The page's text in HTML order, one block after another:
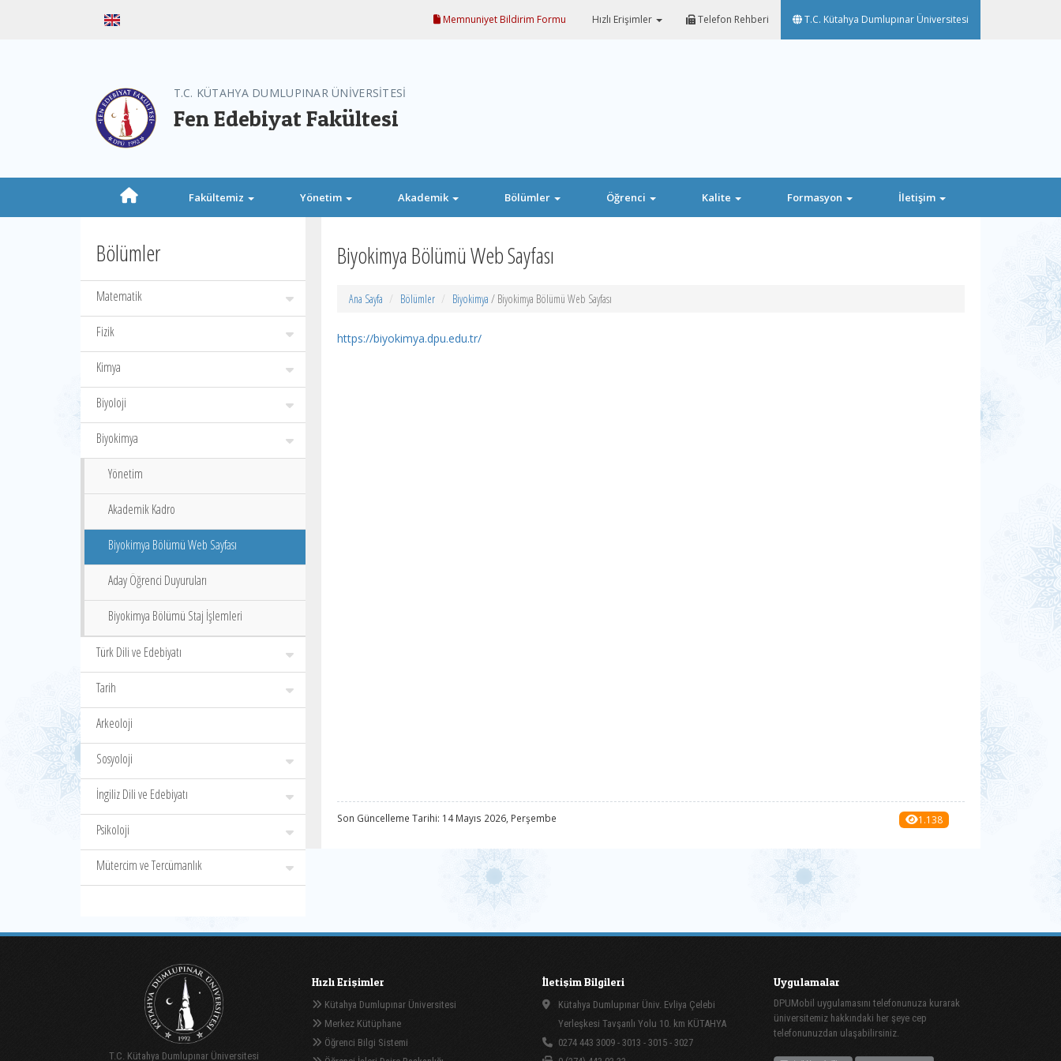
Memnuniyet Bildirim Formu Hızlı Erişimler Telefon Rehberi T.C. Kütahya Dumlupınar Üniversitesi
T.C. KÜTAHYA DUMLUPINAR ÜNİVERSİTESİ
Fen Edebiyat Fakültesi
Fakültemiz Yönetim Akademik Bölümler Öğrenci Kalite Formasyon İletişim
Bölümler
Matematik
Fizik
Kimya
Biyoloji
Biyokimya
Yönetim
Akademik Kadro
Biyokimya Bölümü Web Sayfası
Aday Öğrenci Duyuruları
Biyokimya Bölümü Staj İşlemleri
Türk Dili ve Edebiyatı
Tarih
Arkeoloji
Sosyoloji
İngiliz Dili ve Edebiyatı
Psikoloji
Mütercim ve Tercümanlık
Biyokimya Bölümü Web Sayfası
Ana Sayfa Bölümler Biyokimya / Biyokimya Bölümü Web Sayfası
https://biyokimya.dpu.edu.tr/
Son Güncelleme Tarihi: 14 Mayıs 2026, Perşembe 1.138
T.C. Kütahya Dumlupınar Üniversitesi
Hızlı Erişimler
Kütahya Dumlupınar Üniversitesi
Merkez Kütüphane
Öğrenci Bilgi Sistemi
İletişim Bilgileri
Kütahya Dumlupınar Üniv. Evliya Çelebi
Yerleşkesi Tavşanlı Yolu 10. km KÜTAHYA
0274 443 3009 - 3013 - 3015 - 3027
Uygulamalar
DPUMobil uygulamasını telefonunuza kurarak
üniversitemiz hakkındaki her şeye cep
telefonunuzdan ulaşabilirsiniz.